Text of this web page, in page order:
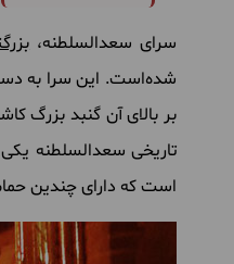
سرای سعدالسلطنه،
شده‌است. این سرا به
بر بالای آن گنبد بزرگ
تاریخی سعدالسلطنه یکی از 38 بنای مشهور و منتخب میراث
است که دارای چندین